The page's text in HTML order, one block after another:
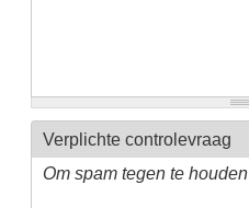
Verplichte controlevraag
Om spam tegen te houden